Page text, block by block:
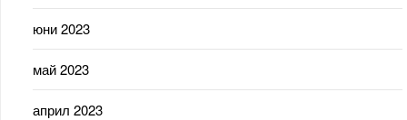
юни 2023
май 2023
април 2023